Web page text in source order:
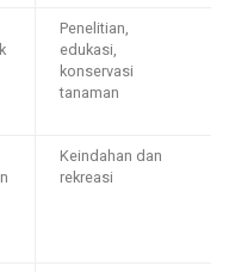
Penelitian,
edukasi,
konservasi
tanaman
Keindahan dan
rekreasi